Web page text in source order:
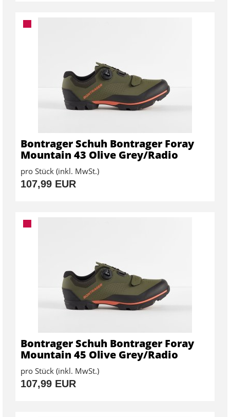
Bontrager Schuh Bontrager Foray
Mountain 43 Olive Grey/Radio
pro Stück (inkl. MwSt.)
107,99 EUR
Bontrager Schuh Bontrager Foray
Mountain 45 Olive Grey/Radio
pro Stück (inkl. MwSt.)
107,99 EUR